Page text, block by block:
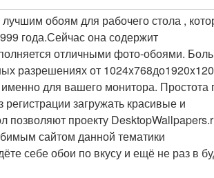
обоям для рабочего стола ,
года.Сейчас она содержит
отличными фото-обоями.
разрешенияхот 1024x768до
для вашего монитора. Простота
загружать красивые и
позволяют проекту
сайтом данной тематики
себе обои по вкусу и ещё не раз в